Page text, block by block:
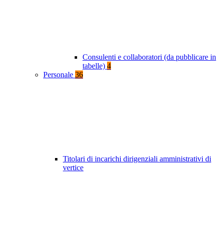
Consulenti e collaboratori (da pubblicare in
tabelle) 4
Personale 36
Titolari di incarichi dirigenziali amministrativi di
vertice